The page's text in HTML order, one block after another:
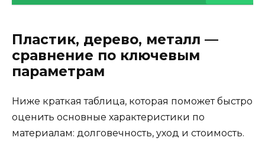
Пластик, дерево, металл —
сравнение по ключевым
параметрам
Ниже краткая таблица, которая поможет быстро
оценить основные характеристики по
материалам: долговечность, уход и стоимость.